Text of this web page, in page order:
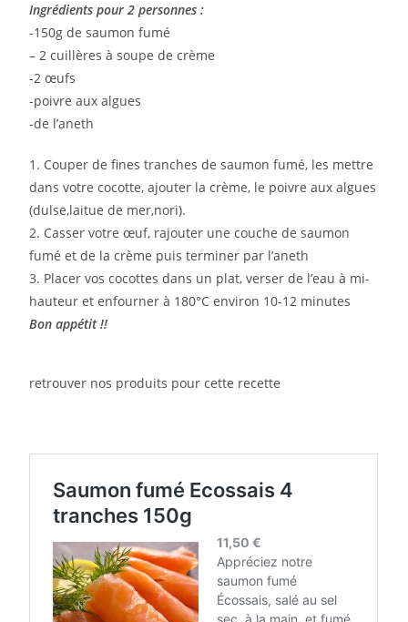
Ingrédients pour 2 personnes :
-150g de saumon fumé
– 2 cuillères à soupe de crème
-2 œufs
-poivre aux algues
-de l’aneth
1. Couper de fines tranches de saumon fumé, les mettre
dans votre cocotte, ajouter la crème, le poivre aux algues
(dulse,laitue de mer,nori).
2. Casser votre œuf, rajouter une couche de saumon
fumé et de la crème puis terminer par l’aneth
3. Placer vos cocottes dans un plat, verser de l’eau à mi-
hauteur et enfourner à 180°C environ 10-12 minutes
Bon appétit !!
retrouver nos produits pour cette recette